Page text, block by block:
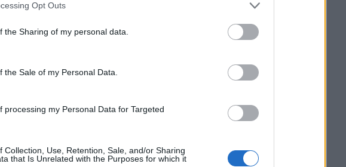
Opt Outs
the Sharing of my personal data.
the Sale of my Personal Data.
processing my Personal Data for Targeted
Collection, Use, Retention, Sale, and/or Sharing
that Is Unrelated with the Purposes for which it